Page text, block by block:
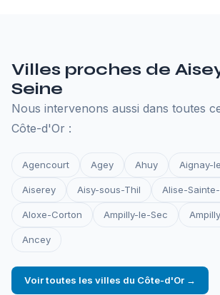
Villes proches de
Seine
Nous intervenons aussi dans toutes
Côte-d'Or :
Agencourt Agey Ahuy Aignay-
Aiserey Aisy-sous-Thil Alise-
Aloxe-Corton Ampilly-le-Sec
Ancey
Voir toutes les villes du Côte-d'Or →